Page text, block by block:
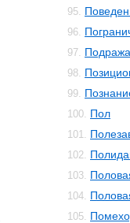
95.
96.
97.
98.
99.
100. Пол
101.
102.
103.
104.
105.